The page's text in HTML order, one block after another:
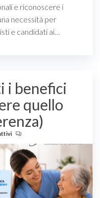
e riconoscere i
necessità per
e candidati ai…
i benefici
quello